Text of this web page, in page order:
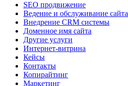
SEO продвижение
Ведение и обслуживание сайта
Внедрение CRM системы
Доменное имя сайта
Другие услуги
Интернет-витрина
Кейсы
Контакты
Копирайтинг
Маркетинг